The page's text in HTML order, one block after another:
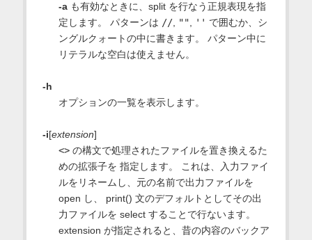
-aも有効なときに、split を行なう正規表現を指
定します。 パターンは //, "", '' で囲むか、シ
ングルクォートの中に書きます。 パターン中に
リテラルな空白は使えません。
-h
オプションの一覧を表示します。
-i[extension]
<>の構文で処理されたファイルを置き換えるた
めの拡張子を 指定します。 これは、入力ファイ
ルをリネームし、元の名前で出力ファイルを
open し、 print() 文のデフォルトとしてその出
力ファイルを select することで行ないます。
extension が指定されると、昔の内容のバックア